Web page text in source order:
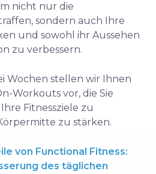
nicht nur die
sondern auch Ihre
und sowohl ihr Aussehen
zu verbessern.
Wochen stellen wir Ihnen
Workouts vor, die Sie
Fitnessziele zu
zu stärken.
von Functional Fitness:
des täglichen